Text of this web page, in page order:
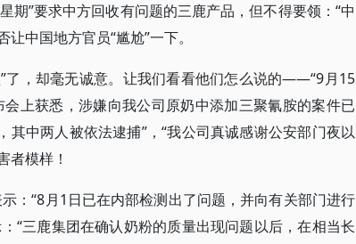
”要求中方回收有问题的三鹿产品，但不得要领：“中
中国地方官员“尴尬”一下。
，却毫无诚意。让我们看看他们怎么说的——“9月15
上获悉，涉嫌向我公司原奶中添加三聚氰胺的案件已
中两人被依法逮捕”，“我公司真诚感谢公安部门夜以
者模样！
：“8月1日已在内部检测出了问题，并向有关部门进行
“三鹿集团在确认奶粉的质量出现问题以后，在相当长